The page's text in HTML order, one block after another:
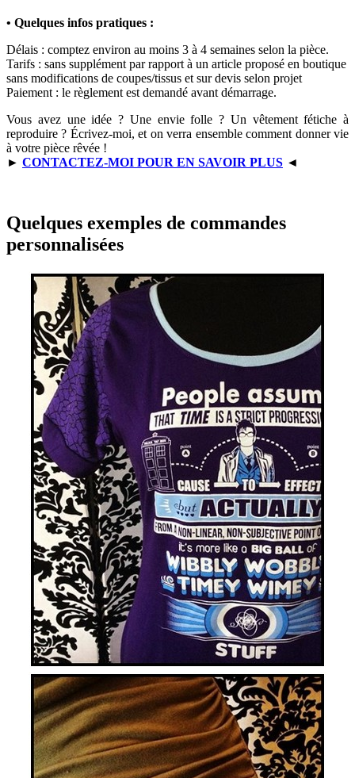
• Quelques infos pratiques :
Délais : comptez environ au moins 3 à 4 semaines selon la pièce.
Tarifs : sans supplément par rapport à un article proposé en boutique
sans modifications de coupes/tissus et sur devis selon projet
Paiement : le règlement est demandé avant démarrage.
Vous avez une idée ? Une envie folle ? Un vêtement fétiche à
reproduire ? Écrivez-moi, et on verra ensemble comment donner vie
à votre pièce rêvée !
► CONTACTEZ-MOI POUR EN SAVOIR PLUS ◄
Quelques exemples de commandes
personnalisées